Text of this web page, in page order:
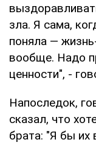
зла. Я сама,
поняла —
вообще. Надо
ценности", -
Напоследок,
сказал, что
брата: "Я бы их